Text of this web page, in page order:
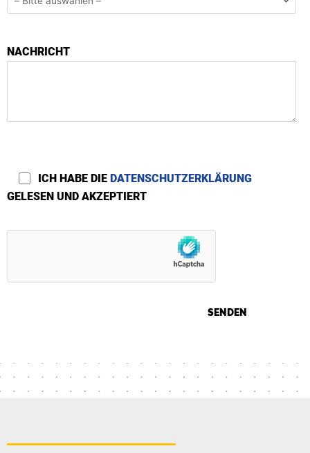
NACHRICHT
ICH HABE DIE DATENSCHUTZERKLÄRUNG
GELESEN UND AKZEPTIERT